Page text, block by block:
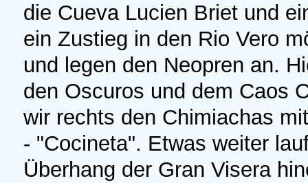
die Cueva Lucien Briet und
ein Zustieg in den Rio Vero
und legen den Neopren an.
den Oscuros und dem Caos
wir rechts den Chimiachas
- "Cocineta". Etwas weiter
Überhang der Gran Visera